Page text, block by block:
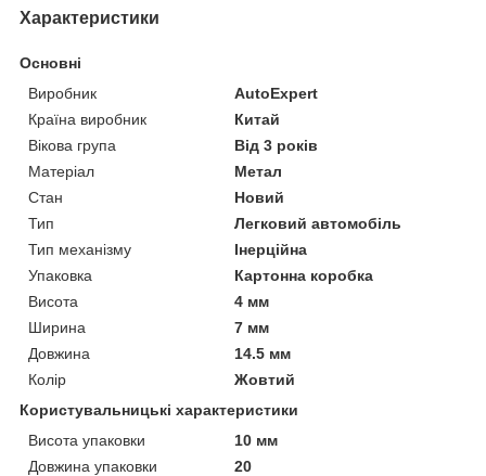
Характеристики
Основні
Виробник
AutoExpert
Країна виробник
Китай
Вікова група
Від 3 років
Матеріал
Метал
Стан
Новий
Тип
Легковий автомобіль
Тип механізму
Інерційна
Упаковка
Картонна коробка
Висота
4 мм
Ширина
7 мм
Довжина
14.5 мм
Колір
Жовтий
Користувальницькі характеристики
Висота упаковки
10 мм
Довжина упаковки
20